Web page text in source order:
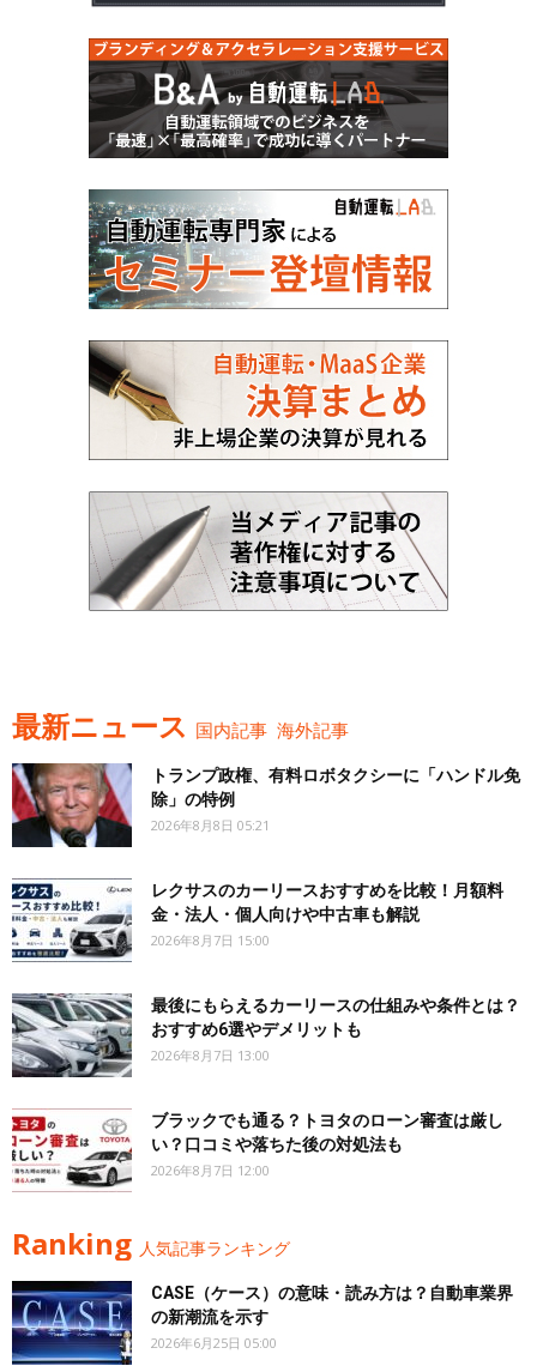
最新ニュース 国内記事 海外記事
トランプ政権、有料ロボタクシーに「ハンドル免
除」の特例
2026年8月8日 05:21
レクサスのカーリースおすすめを比較！月額料
金・法人・個人向けや中古車も解説
2026年8月7日 15:00
最後にもらえるカーリースの仕組みや条件とは？
おすすめ6選やデメリットも
2026年8月7日 13:00
ブラックでも通る？トヨタのローン審査は厳し
い？口コミや落ちた後の対処法も
2026年8月7日 12:00
Ranking 人気記事ランキング
CASE（ケース）の意味・読み方は？自動車業界
の新潮流を示す
2026年6月25日 05:00